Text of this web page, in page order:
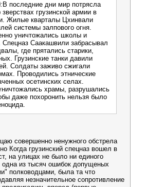
В последние дни мир потрясла
грузинской армии в
Жилые кварталы Цхинвали
системы залпового огня.
уничтожались школы и
Спецназ Саакашвили забрасывал
где прятались старики,
Грузинские танки давили
Солдаты заживо сжигали
Проводились этнические
осетинских селах.
храмы, разрушались
даже похоронить нельзя было
совершенно ненужного обстрела
Когда грузинский спецназ вошел в
на улицах не было ни единого
одна из тысяч ошибок допущеных
полководцами, была та что
незначительное сопротивление